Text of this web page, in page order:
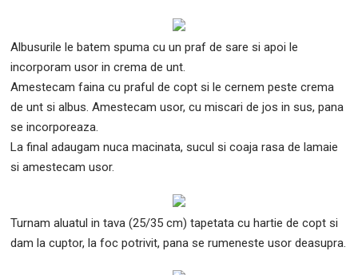
Albusurile le batem spuma cu un praf de sare si apoi le
incorporam usor in crema de unt.
Amestecam faina cu praful de copt si le cernem peste crema
de unt si albus. Amestecam usor, cu miscari de jos in sus, pana
se incorporeaza.
La final adaugam nuca macinata, sucul si coaja rasa de lamaie
si amestecam usor.
Turnam aluatul in tava (25/35 cm) tapetata cu hartie de copt si
dam la cuptor, la foc potrivit, pana se rumeneste usor deasupra.